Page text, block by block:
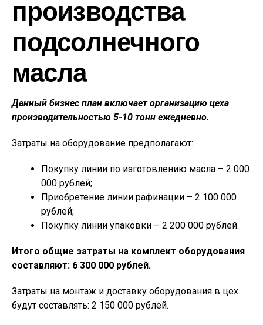
производства
подсолнечного
масла
Данный бизнес план включает организацию цеха
производительностью 5-10 тонн ежедневно.
Затраты на оборудование предполагают:
Покупку линии по изготовлению масла – 2 000
000 рублей;
Приобретение линии рафинации – 2 100 000
рублей;
Покупку линии упаковки – 2 200 000 рублей.
Итого общие затраты на комплект оборудования
составляют: 6 300 000 рублей.
Затраты на монтаж и доставку оборудования в цех
будут составлять: 2 150 000 рублей.